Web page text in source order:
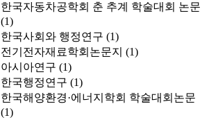
한국자동차공학회 춘 추계 학술대회 논문
(1)
한국사회와 행정연구 (1)
전기전자재료학회논문지 (1)
아시아연구 (1)
한국행정연구 (1)
한국해양환경·에너지학회 학술대회논문
(1)